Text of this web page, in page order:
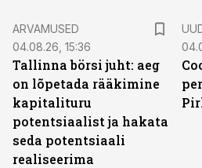
ARVAMUSED
04.08.26, 15:36
Tallinna börsi juht: aeg
on lõpetada rääkimine
kapitalituru
potentsiaalist ja hakata
seda potentsiaali
realiseerima